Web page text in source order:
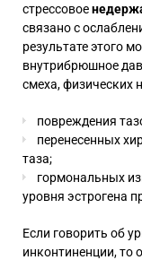
стрессовое
связано с
результате этого
внутрибрюшное
смеха, физических
повреждения
перенесенных
таза;
гормональных
уровня эстрогена
Если говорить об
инконтиненции, то